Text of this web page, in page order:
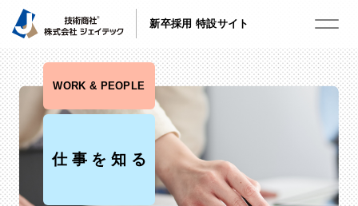
新卒採用 特設サイト
WORK & PEOPLE
仕事を知る